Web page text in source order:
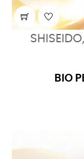
BIO